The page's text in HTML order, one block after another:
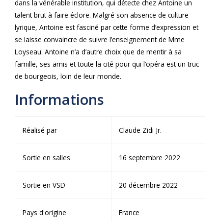
dans la vénérable institution, qui détecte chez Antoine un
talent brut à faire éclore. Malgré son absence de culture
lyrique, Antoine est fasciné par cette forme d’expression et
se laisse convaincre de suivre l’enseignement de Mme
Loyseau. Antoine n’a d’autre choix que de mentir à sa
famille, ses amis et toute la cité pour qui l’opéra est un truc
de bourgeois, loin de leur monde.
Informations
Réalisé par Claude Zidi Jr.
Sortie en salles 16 septembre 2022
Sortie en VSD 20 décembre 2022
Pays d'origine France